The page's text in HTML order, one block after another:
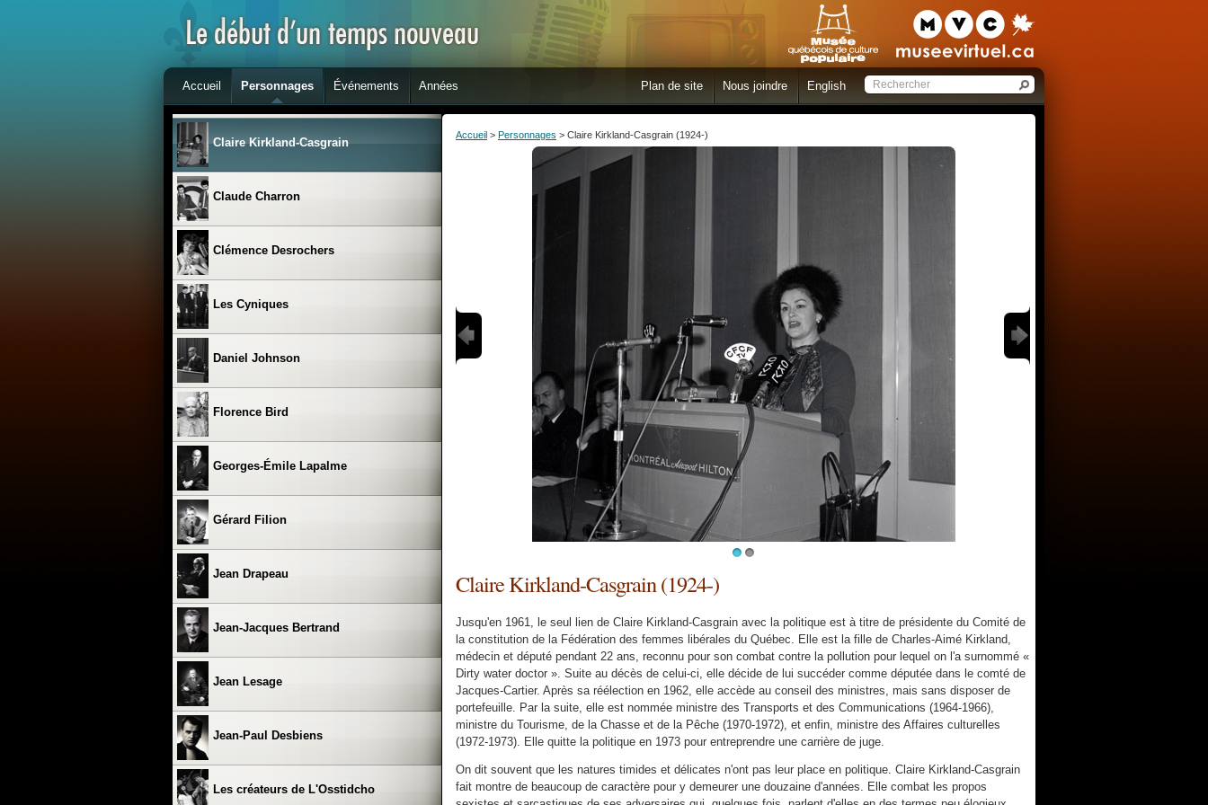
Accueil Personnages Événements Années Plan de site Nous joindre English
Charles de Gaulle
Des chefs de file du mouvement
souverainiste
Claire Kirkland-Casgrain
Claude Charron
Clémence Desrochers
Les Cyniques
Daniel Johnson
Florence Bird
Georges-Émile Lapalme
Gérard Filion
Jean Drapeau
Jean-Jacques Bertrand
Jean Lesage
Jean-Paul Desbiens
Les créateurs de L'Osstidcho
Accueil > Personnages > Claire Kirkland-Casgrain (1924-)
Claire Kirkland-Casgrain (1924-)
Jusqu'en 1961, le seul lien de Claire Kirkland-Casgrain avec la politique est à titre de présidente du Comité de
la constitution de la Fédération des femmes libérales du Québec. Elle est la fille de Charles-Aimé Kirkland,
médecin et député pendant 22 ans, reconnu pour son combat contre la pollution pour lequel on l'a surnommé «
Dirty water doctor ». Suite au décès de celui-ci, elle décide de lui succéder comme députée dans le comté de
Jacques-Cartier. Après sa réélection en 1962, elle accède au conseil des ministres, mais sans disposer de
portefeuille. Par la suite, elle est nommée ministre des Transports et des Communications (1964-1966),
ministre du Tourisme, de la Chasse et de la Pêche (1970-1972), et enfin, ministre des Affaires culturelles
(1972-1973). Elle quitte la politique en 1973 pour entreprendre une carrière de juge.
On dit souvent que les natures timides et délicates n'ont pas leur place en politique. Claire Kirkland-Casgrain
fait montre de beaucoup de caractère pour y demeurer une douzaine d'années. Elle combat les propos